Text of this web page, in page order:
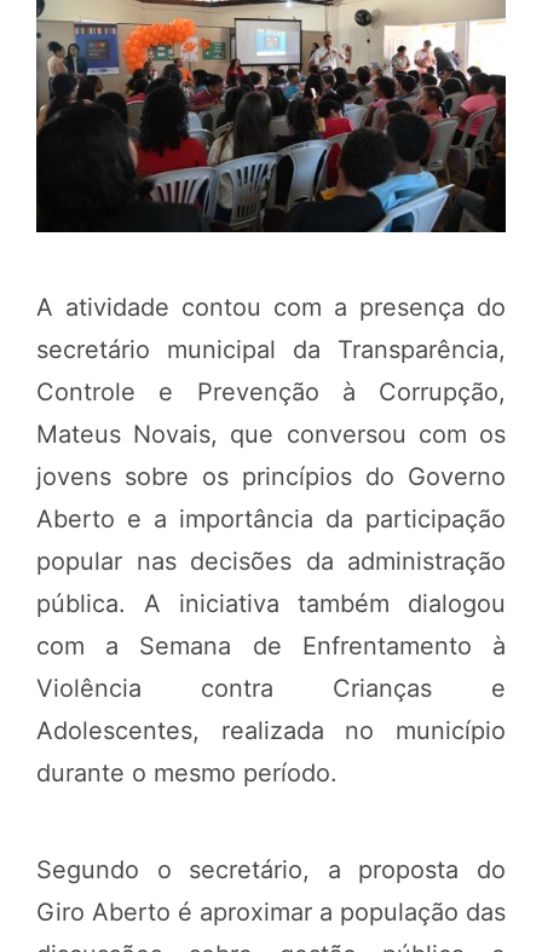
A atividade contou com a presença do
secretário municipal da Transparência,
Controle e Prevenção à Corrupção,
Mateus Novais, que conversou com os
jovens sobre os princípios do Governo
Aberto e a importância da participação
popular nas decisões da administração
pública. A iniciativa também dialogou
com a Semana de Enfrentamento à
Violência contra Crianças e
Adolescentes, realizada no município
durante o mesmo período.
Segundo o secretário, a proposta do
Giro Aberto é aproximar a população das